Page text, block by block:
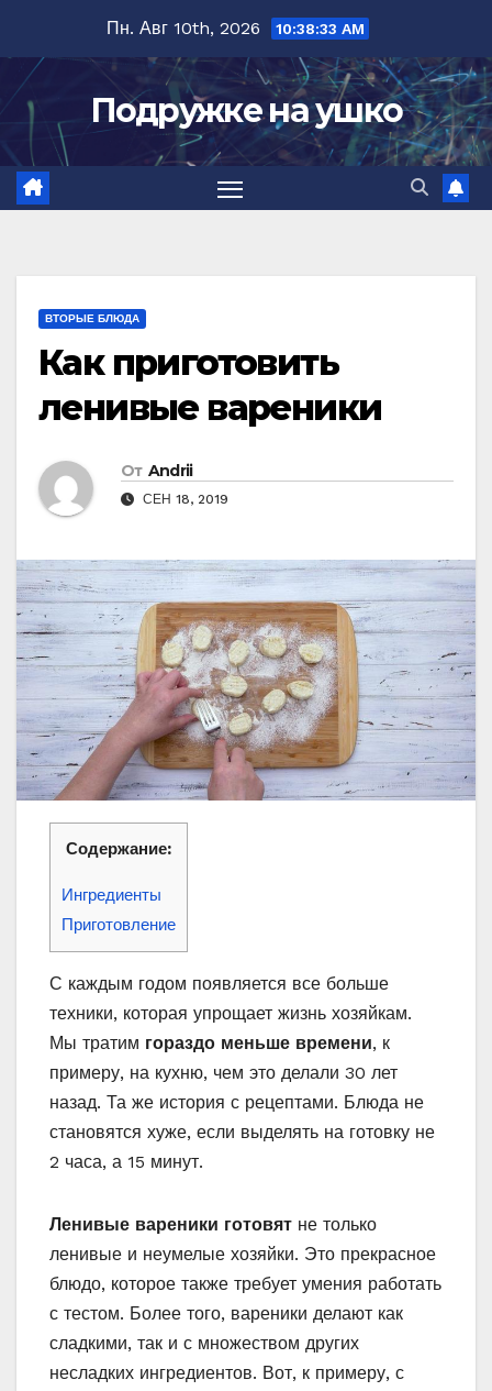
содержимому
Пн. Авг 10th, 2026 10:38:34 AM
Подружке на ушко
ВТОРЫЕ БЛЮДА
Как приготовить
ленивые вареники
От Andrii
СЕН 18, 2019
Содержание:
Ингредиенты
Приготовление
С каждым годом появляется все больше
техники, которая упрощает жизнь хозяйкам.
Мы тратим гораздо меньше времени, к
примеру, на кухню, чем это делали 30 лет
назад. Та же история с рецептами. Блюда не
становятся хуже, если выделять на готовку не
2 часа, а 15 минут.
Ленивые вареники готовят не только
ленивые и неумелые хозяйки. Это прекрасное
блюдо, которое также требует умения работать
с тестом. Более того, вареники делают как
сладкими, так и с множеством других
несладких ингредиентов. Вот, к примеру, с